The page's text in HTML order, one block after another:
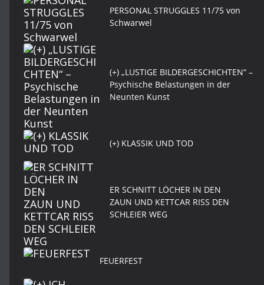
PERSONAL STRUGGLES 11/75 von
Schwarwel
(+) „LUSTIGE BILDERGESCHICHTEN“ –
Psychische Belastungen in der
Neunten Kunst
(+) KLASSIK UND TOD
ER SCHNITT LÖCHER IN DEN
ZAUN UND KETTCAR RISS DEN
SCHLEIER WEG
FEUERFEST